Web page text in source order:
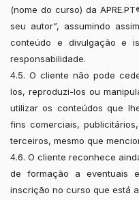
(nome do curso) da
seu autor”, assumindo
conteúdo e divulgação e
responsabilidade.
4.5. O cliente não pode
los, reproduzi-los ou
utilizar os conteúdos que
fins comerciais,
terceiros, mesmo que
4.6. O cliente reconhece
de formação a eventuais
inscrição no curso que está